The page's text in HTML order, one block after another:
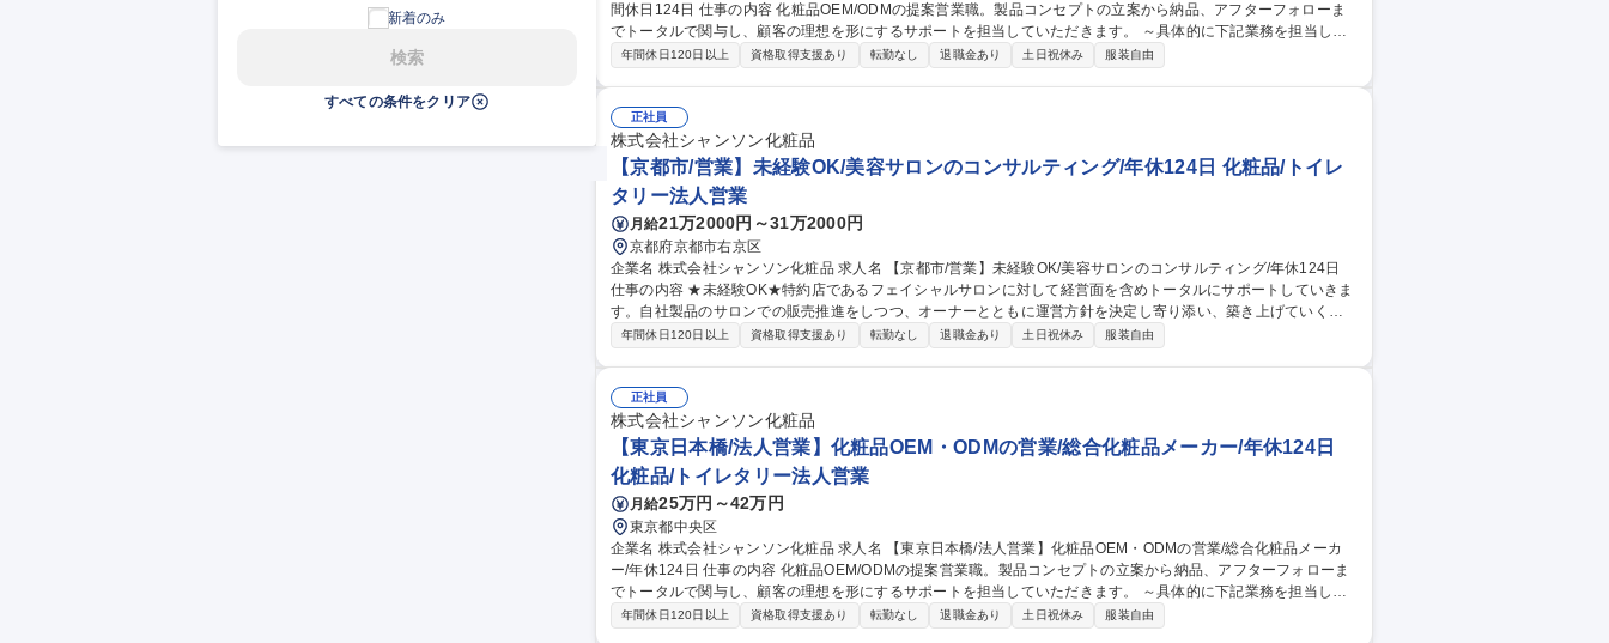
新着のみ
検索
すべての条件をクリア
間休日124日 仕事の内容 化粧品OEM/ODMの提案営業職。製品コンセプトの立案から納品、アフターフォローま
でトータルで関与し、顧客の理想を形にするサポートを担当していただきます。 ～具体的に下記業務を担当して
いただきます～ ■企業ニーズをもとに製品コンセプトを立案し、OEM/ODM製品の提案営業を担当 ■開発・製造・
業に挑戦したい方、大歓迎です★ 募集職種 【静岡市/法人営業】化粧品OEM・ODMの営業/総合化粧品メーカー/年
間休日124日
年間休日120日以上 資格取得支援あり 転勤なし 退職金あり 土日祝休み 服装自由
正社員
株式会社シャンソン化粧品
【京都市/営業】未経験OK/美容サロンのコンサルティング/年休124日 化粧品/トイレ
タリー法人営業
月給21万2000円～31万2000円
京都府京都市右京区
企業名 株式会社シャンソン化粧品 求人名 【京都市/営業】未経験OK/美容サロンのコンサルティング/年休124日
仕事の内容 ★未経験OK★特約店であるフェイシャルサロンに対して経営面を含めトータルにサポートしていきま
す。自社製品のサロンでの販売推進をしつつ、オーナーとともに運営方針を決定し寄り添い、築き上げていく仕
事です。 【具体的な仕事内容】※1日1～3件の訪問、担当顧客数30件程度／日 ・技術／知識の習得に向けた研修
問/不明点に対する説明会を実施。年に2回程度、地域の関係者と協力しながら行います） 募集職種 【京都市/営
業】未経験OK/美容サロンのコンサルティング/年休124日
年間休日120日以上 資格取得支援あり 転勤なし 退職金あり 土日祝休み 服装自由
正社員
株式会社シャンソン化粧品
【東京日本橋/法人営業】化粧品OEM・ODMの営業/総合化粧品メーカー/年休124日
化粧品/トイレタリー法人営業
月給25万円～42万円
東京都中央区
企業名 株式会社シャンソン化粧品 求人名 【東京日本橋/法人営業】化粧品OEM・ODMの営業/総合化粧品メーカ
ー/年休124日 仕事の内容 化粧品OEM/ODMの提案営業職。製品コンセプトの立案から納品、アフターフォローま
でトータルで関与し、顧客の理想を形にするサポートを担当していただきます。 ～具体的に下記業務を担当して
いただきます～ ■企業ニーズをもとに製品コンセプトを立案し、OEM/ODM製品の提案営業を担当 ■開発・製造・
年間休日120日以上 資格取得支援あり 転勤なし 退職金あり 土日祝休み 服装自由